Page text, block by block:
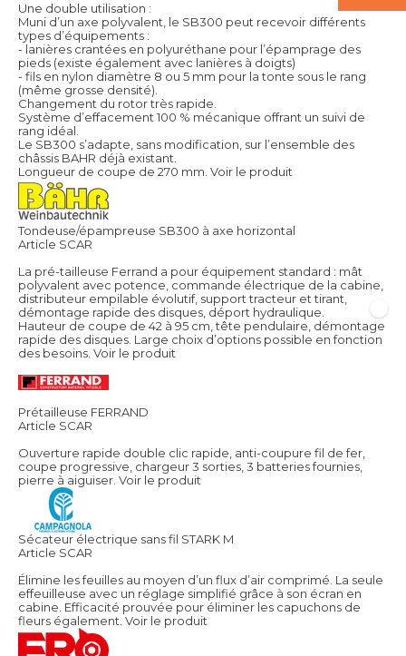
Une double utilisation :
Muni d’un axe polyvalent, le SB300 peut recevoir différents
types d’équipements :
- lanières crantées en polyuréthane pour l’épamprage des
pieds (existe également avec lanières à doigts)
- fils en nylon diamètre 8 ou 5 mm pour la tonte sous le rang
(même grosse densité).
Changement du rotor très rapide.
Système d’effacement 100 % mécanique offrant un suivi de
rang idéal.
Le SB300 s’adapte, sans modification, sur l’ensemble des
châssis BAHR déjà existant.
Longueur de coupe de 270 mm. Voir le produit
Tondeuse/épampreuse SB300 à axe horizontal
Article SCAR
La pré-tailleuse Ferrand a pour équipement standard : mât
polyvalent avec potence, commande électrique de la cabine,
distributeur empilable évolutif, support tracteur et tirant,
démontage rapide des disques, déport hydraulique.
Hauteur de coupe de 42 à 95 cm, tête pendulaire, démontage
rapide des disques. Large choix d’options possible en fonction
des besoins. Voir le produit
Prétailleuse FERRAND
Article SCAR
Ouverture rapide double clic rapide, anti-coupure fil de fer,
coupe progressive, chargeur 3 sorties, 3 batteries fournies,
pierre à aiguiser. Voir le produit
Sécateur électrique sans fil STARK M
Article SCAR
Élimine les feuilles au moyen d’un flux d’air comprimé. La seule
effeuilleuse avec un réglage simplifié grâce à son écran en
cabine. Efficacité prouvée pour éliminer les capuchons de
fleurs également. Voir le produit